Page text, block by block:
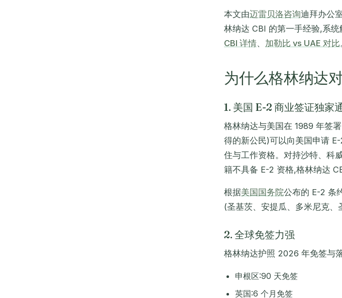
本文由迈雷贝洛咨询迪拜办公
林纳达 CBI 的第一手经验,系
CBI 详情、 加勒比 vs UAE 对比
为什么格林纳达
1. 美国 E-2 商业签证独家
格林纳达与美国在 1989 年签
得的新公民)可以向美国申请
住与工作资格。对持沙特、科
籍不具备 E-2 资格,格林纳达
根据美国国务院公布的 E-2 条
(圣基茨、安提瓜、多米尼克、
2. 全球免签力强
格林纳达护照 2026 年免签与
申根区:90 天免签
英国:6 个月免签